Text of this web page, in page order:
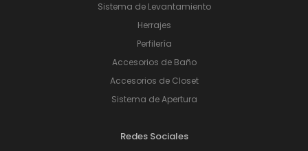
Sistema de Levantamiento
Herrajes
Perfilería
Accesorios de Baño
Accesorios de Closet
Sistema de Apertura
Redes Sociales